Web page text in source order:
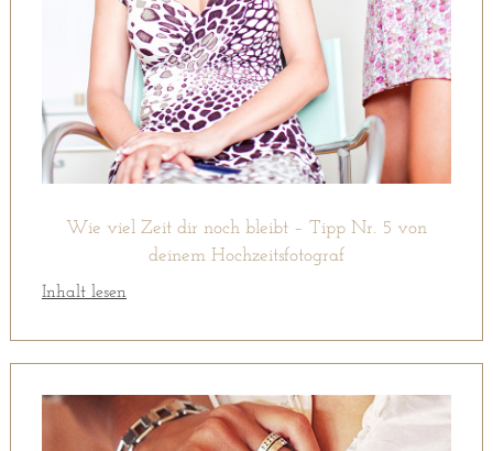
Wie viel Zeit dir noch bleibt – Tipp Nr. 5 von
deinem Hochzeitsfotograf
Inhalt lesen